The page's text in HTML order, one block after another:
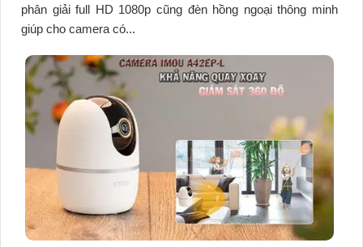
phân giải full HD 1080p cũng đèn hồng ngoại thông minh
giúp cho camera có...